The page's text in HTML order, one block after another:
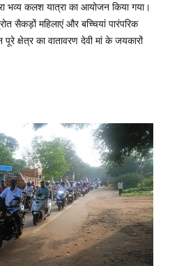
भव्य कलश यात्रा का आयोजन किया गया।
सैकड़ों महिलाएं और बच्चियां पारंपरिक
क्षेत्र का वातावरण देवी मां के जयकारों